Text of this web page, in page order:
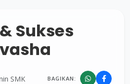
Sukses
SMK BAGIKAN: